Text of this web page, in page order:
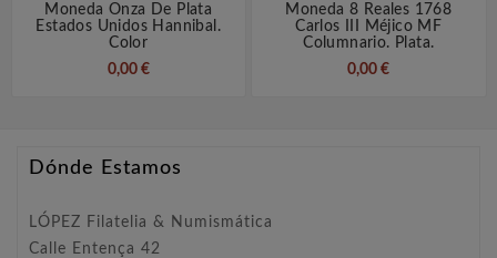
Moneda Onza De Plata
Estados Unidos Hannibal.
Color
0,00 €
Moneda 8 Reales 1768
Carlos III Méjico MF
Columnario. Plata.
0,00 €
Dónde Estamos
LÓPEZ Filatelia & Numismática
Calle Entença 42